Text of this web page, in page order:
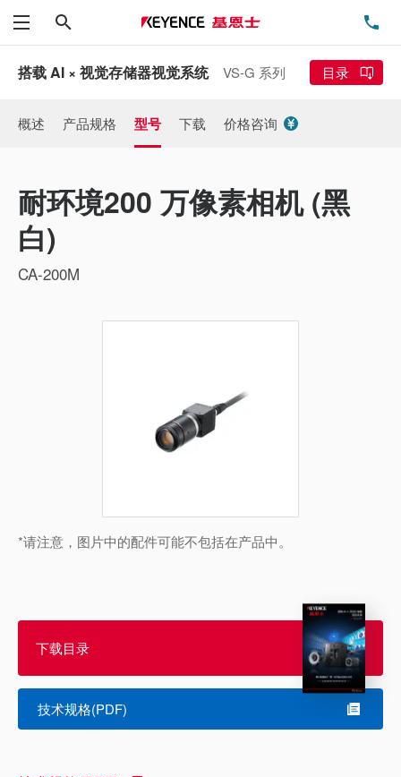
菜单
搭载 AI × 视觉存储器视觉系统 VS-G 系列 目录
概述 产品规格 型号 下载 价格咨询
耐环境200 万像素相机 (黑
白)
CA-200M
*请注意，图片中的配件可能不包括在产品中。
下载目录
技术规格(PDF)